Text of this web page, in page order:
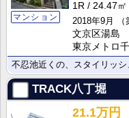
マンション
1R
24.47㎡
2018年9月
文京区湯島
東京メトロ
不忍池近くの、スタイリッ
TRACK八丁堀
21.1万円